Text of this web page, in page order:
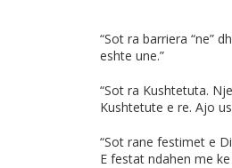
“Sot ra barriera “ne”
eshte une.”
“Sot ra Kushtetuta.
Kushtetute e re. Ajo
“Sot rane festimet e
E festat ndahen me